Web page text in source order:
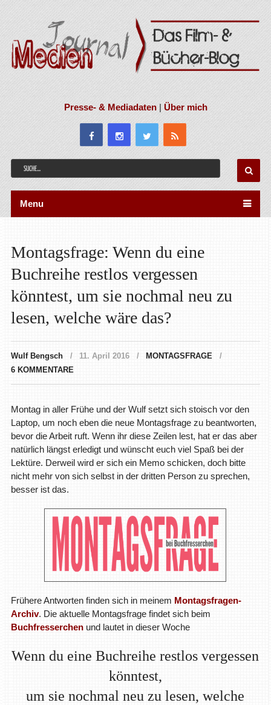
Presse- & Mediadaten|Über mich
Menu
Montagsfrage: Wenn du eine
Buchreihe restlos vergessen
könntest, um sie nochmal neu zu
lesen, welche wäre das?
Wulf Bengsch 11. April 2016
MONTAGSFRAGE
6 KOMMENTARE
Montag in aller Frühe und der Wulf setzt sich stoisch vor den
Laptop, um noch eben die neue Montagsfrage zu beantworten,
bevor die Arbeit ruft. Wenn ihr diese Zeilen lest, hat er das aber
natürlich längst erledigt und wünscht euch viel Spaß bei der
Lektüre. Derweil wird er sich ein Memo schicken, doch bitte
nicht mehr von sich selbst in der dritten Person zu sprechen,
besser ist das.
Frühere Antworten finden sich in meinem Montagsfragen-
Archiv. Die aktuelle Montagsfrage findet sich beim
Buchfresserchenund lautet in dieser Woche
Wenn du eine Buchreihe restlos vergessen
könntest,
um sie nochmal neu zu lesen, welche